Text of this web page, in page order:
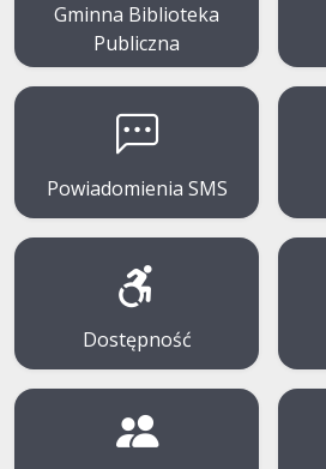
Gminna Biblioteka
Publiczna
Powiadomienia SMS
Dostępność